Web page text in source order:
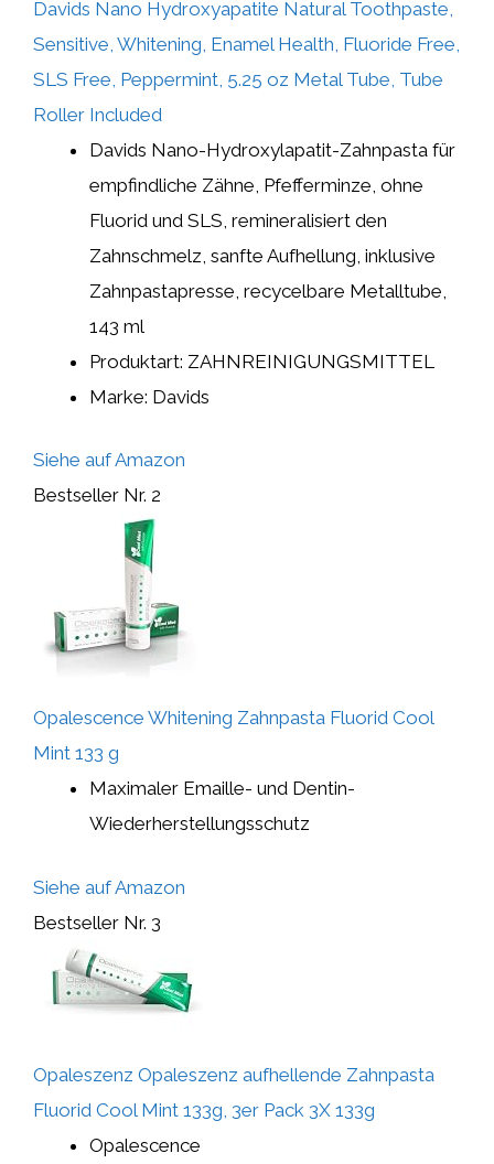
Davids Nano Hydroxyapatite Natural Toothpaste,
Sensitive, Whitening, Enamel Health, Fluoride Free,
SLS Free, Peppermint, 5.25 oz Metal Tube, Tube
Roller Included
Davids Nano-Hydroxylapatit-Zahnpasta für
empfindliche Zähne, Pfefferminze, ohne
Fluorid und SLS, remineralisiert den
Zahnschmelz, sanfte Aufhellung, inklusive
Zahnpastapresse, recycelbare Metalltube,
143 ml
Produktart: ZAHNREINIGUNGSMITTEL
Marke: Davids
Siehe auf Amazon
Bestseller Nr. 2
Opalescence Whitening Zahnpasta Fluorid Cool
Mint 133 g
Maximaler Emaille- und Dentin-
Wiederherstellungsschutz
Siehe auf Amazon
Bestseller Nr. 3
Opaleszenz Opaleszenz aufhellende Zahnpasta
Fluorid Cool Mint 133g, 3er Pack 3X 133g
Opalescence